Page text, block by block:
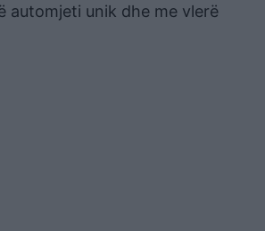
automjeti unik dhe me vlerë